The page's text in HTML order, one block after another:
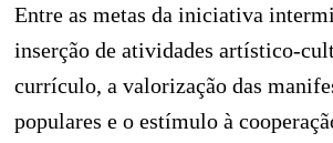
Entre as metas da iniciativa
inserção de atividades artístico-
currículo, a valorização das
populares e o estímulo à